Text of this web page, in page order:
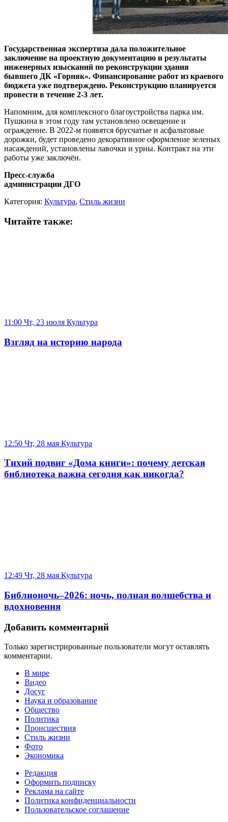
Государственная экспертиза дала положительное
заключение на проектную документацию и результаты
инженерных изысканий по реконструкции здания
бывшего ДК «Горняк». Финансирование работ из краевого
бюджета уже подтверждено. Реконструкцию планируется
провести в течение 2-3 лет.
Напомним, для комплексного благоустройства парка им.
Пушкина в этом году там установлено освещение и
ограждение. В 2022-м появятся брусчатые и асфальтовые
дорожки, будет проведено декоративное оформление зеленых
насаждений, установлены лавочки и урны. Контракт на эти
работы уже заключён.
Пресс-служба
администрации ДГО
Категория: Культура, Стиль жизни
Читайте также:
11:00 Чт, 23 июля Культура
Взгляд на историю народа
12:50 Чт, 28 мая Культура
Тихий подвиг «Дома книги»: почему детская
библиотека важна сегодня как никогда?
12:49 Чт, 28 мая Культура
Библионочь–2026: ночь, полная волшебства и
вдохновения
Добавить комментарий
Только зарегистрированные пользователи могут оставлять
комментарии.
В мире
Видео
Досуг
Наука и образование
Общество
Политика
Происшествия
Стиль жизни
Фото
Экономика
Редакция
Оформить подписку
Реклама на сайте
Политика конфиденциальности
Пользовательское соглашение